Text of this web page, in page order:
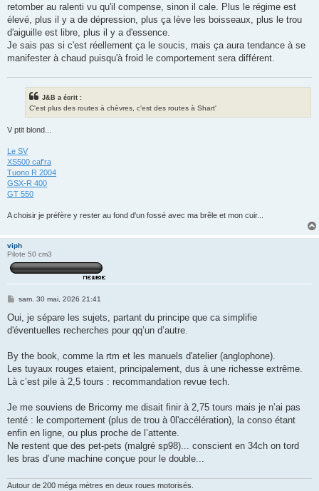
retomber au ralenti vu qu'il compense, sinon il cale. Plus le régime est
élevé, plus il y a de dépression, plus ça lève les boisseaux, plus le trou
d'aiguille est libre, plus il y a d'essence.
Je sais pas si c'est réellement ça le soucis, mais ça aura tendance à se
manifester à chaud puisqu'à froid le comportement sera différent.
J&B a écrit :
C'est plus des routes à chèvres, c'est des routes à Shart'
V ptit blond...
Le SV
XS500 caf'ra
Tuono R 2004
GSX-R 400
GT 550
A choisir je préfère y rester au fond d'un fossé avec ma brêle et mon cuir...
viph
Pilote 50 cm3
M
s
a
sam. 30 mai, 2026 21:41
Oui, je sépare les sujets, partant du principe que ca simplifie
d'éventuelles recherches pour qq’un d’autre.
By the book, comme la rtm et les manuels d'atelier (anglophone).
Les tuyaux rouges etaient, principalement, dus à une richesse extrême.
Là c’est pile à 2,5 tours : recommandation revue tech.
Je me souviens de Bricomy me disait finir à 2,75 tours mais je n’ai pas
tenté : le comportement (plus de trou à 0l'accélération), la conso étant
enfin en ligne, ou plus proche de l’attente.
Ne restent que des pet-pets (malgré sp98)... conscient en 34ch on tord
les bras d’une machine conçue pour le double...
Autour de 200 méga mètres en deux roues motorisés.